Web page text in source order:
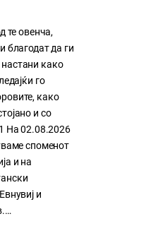
те овенча,
благодат да ги
како
го
како
и со
На 02.08.2026
споменот
и на
и